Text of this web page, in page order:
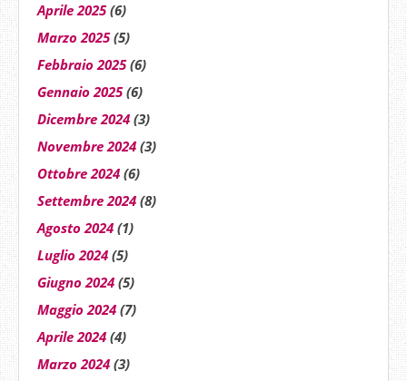
Aprile 2025(6)
Marzo 2025(5)
Febbraio 2025(6)
Gennaio 2025(6)
Dicembre 2024 (3)
Novembre 2024 (3)
Ottobre 2024 (6)
Settembre 2024 (8)
Agosto 2024 (1)
Luglio 2024 (5)
Giugno 2024 (5)
Maggio 2024 (7)
Aprile 2024 (4)
Marzo 2024 (3)